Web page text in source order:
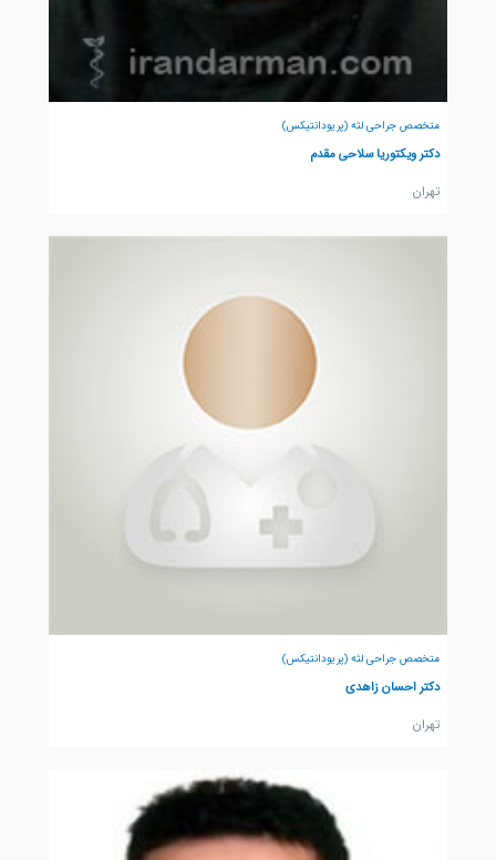
متخصص جراحی لثه (پریودانتیکس)
دکتر ویکتوریا سلاحی مقدم
تهران
متخصص جراحی لثه (پریودانتیکس)
دکتر احسان زاهدی
تهران